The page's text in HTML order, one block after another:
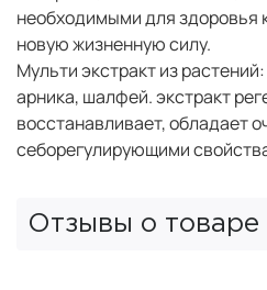
необходимыми для здоровья
новую жизненную силу.
Мульти экстракт из
арника, шалфей. экстракт
восстанавливает, обладает
себорегулирующими
Отзывы о товаре